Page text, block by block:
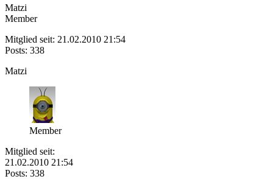
Matzi
Member
Mitglied seit: 21.02.2010 21:54
Posts: 338
Matzi
Member
Mitglied seit:
21.02.2010 21:54
Posts: 338